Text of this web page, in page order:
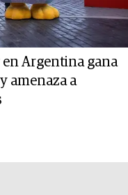
Argentina gana
amenaza a